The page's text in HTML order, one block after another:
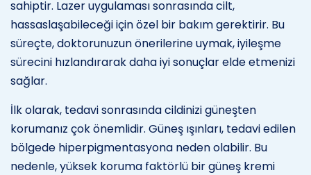
sahiptir. Lazer uygulaması sonrasında cilt,
hassaslaşabileceği için özel bir bakım gerektirir. Bu
süreçte, doktorunuzun önerilerine uymak, iyileşme
sürecini hızlandırarak daha iyi sonuçlar elde etmenizi
sağlar.
İlk olarak, tedavi sonrasında cildinizi güneşten
korumanız çok önemlidir. Güneş ışınları, tedavi edilen
bölgede hiperpigmentasyona neden olabilir. Bu
nedenle, yüksek koruma faktörlü bir güneş kremi